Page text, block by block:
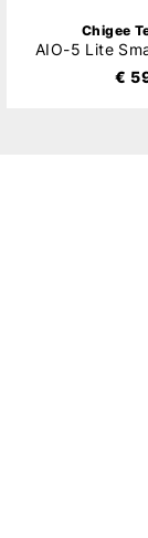
Chigee
€